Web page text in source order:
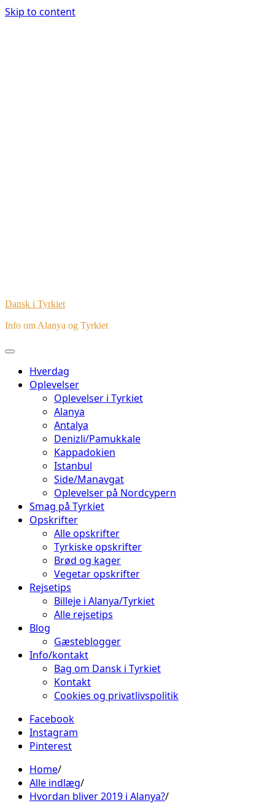
Skip to content
Dansk i Tyrkiet
Info om Alanya og Tyrkiet
Hverdag
Oplevelser
Oplevelser i Tyrkiet
Alanya
Antalya
Denizli/Pamukkale
Kappadokien
Istanbul
Side/Manavgat
Oplevelser på Nordcypern
Smag på Tyrkiet
Opskrifter
Alle opskrifter
Tyrkiske opskrifter
Brød og kager
Vegetar opskrifter
Rejsetips
Billeje i Alanya/Tyrkiet
Alle rejsetips
Blog
Gæsteblogger
Info/kontakt
Bag om Dansk i Tyrkiet
Kontakt
Cookies og privatlivspolitik
Facebook
Instagram
Pinterest
Home
Alle indlæg
Hvordan bliver 2019 i Alanya?